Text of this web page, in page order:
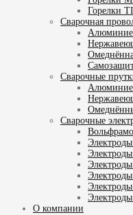
Горелки
Сварочная
Сварочные
Сварочные
Электроды
О компании